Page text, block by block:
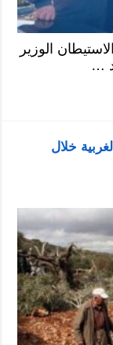
الوزير
…
خلال